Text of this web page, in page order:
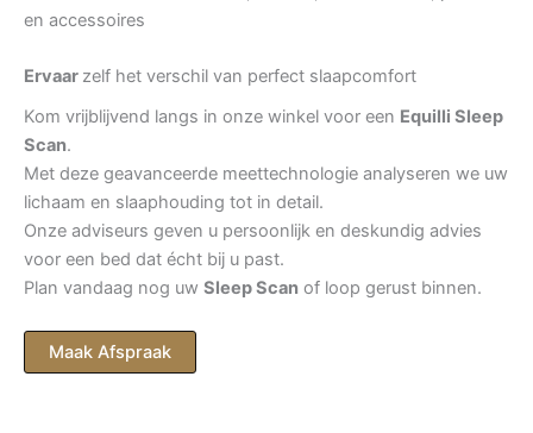
en accessoires
Ervaar zelf het verschil van perfect slaapcomfort
Kom vrijblijvend langs in onze winkel voor een Equilli Sleep
Scan.
Met deze geavanceerde meettechnologie analyseren we uw
lichaam en slaaphouding tot in detail.
Onze adviseurs geven u persoonlijk en deskundig advies
voor een bed dat écht bij u past.
Plan vandaag nog uw Sleep Scan of loop gerust binnen.
Maak Afspraak